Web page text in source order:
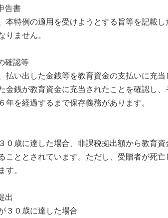
告書
本特例の適用を受けようとする旨等を記載
りません。
確認等
払い出した金銭等を教育資金の支払いに充
金銭が教育資金に充当されたことを確認し
年を経過するまで保存義務があります。
０歳に達した場合、非課税拠出額から教育
こととされています。ただし、受贈者が死
す。
出
３０歳に達した場合